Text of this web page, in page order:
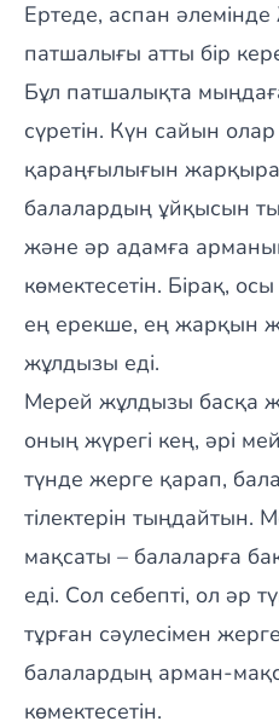
Ертеде, аспан
патшалығы атты бір
Бұл патшалықта
сүретін. Күн сайын
қараңғылығын
балалардың ұйқысын
және әр адамға
көмектесетін. Бірақ,
ең ерекше, ең жарқын
жұлдызы еді.
Мерей жұлдызы басқа
оның жүрегі кең, әрі
түнде жерге қарап,
тілектерін
мақсаты – балаларға
еді. Сол себепті, ол әр
тұрған сәулесімен
балалардың арман-
көмектесетін.